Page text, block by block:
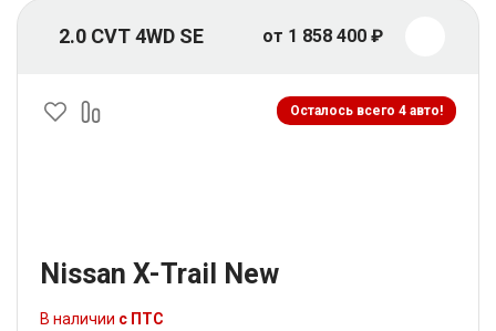
2.0 CVT 4WD SE от 1 858 400 ₽
Осталось всего 4 авто!
Nissan X-Trail New
В наличии с ПТС